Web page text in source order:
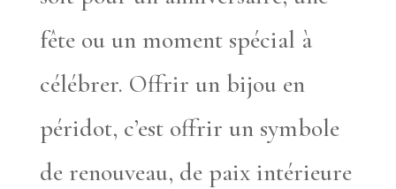
fête ou un moment spécial à
célébrer. Offrir un bijou en
péridot, c’est offrir un symbole
de renouveau, de paix intérieure